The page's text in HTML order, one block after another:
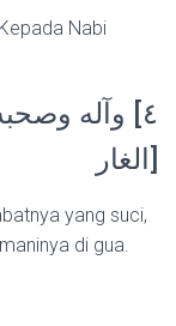
Nabi
٤] وآله
الغار]
yang suci,
di gua.